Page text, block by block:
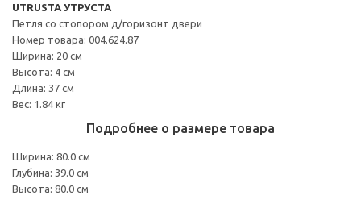
UTRUSTA УТРУСТА
Петля со стопором д/горизонт двери
Номер товара: 004.624.87
Ширина: 20 см
Высота: 4 см
Длина: 37 см
Вес: 1.84 кг
Подробнее о размере товара
Ширина: 80.0 см
Глубина: 39.0 см
Высота: 80.0 см